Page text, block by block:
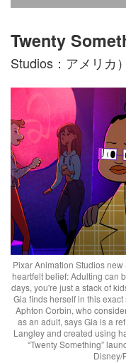
Twenty
Studios：アメリカ）
Pixar Animation Studios new
heartfelt belief: Adulting can
days, you're just a stack of
Gia finds herself in this
Aphton Corbin, who
as an adult, says Gia is a
Langley and created using
“Twenty Something”
Disney/